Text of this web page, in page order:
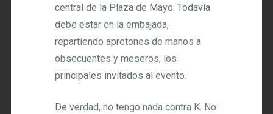
central de la Plaza de Mayo. Todavía
debe estar en la embajada,
repartiendo apretones de manos a
obsecuentes y meseros, los
principales invitados al evento.
De verdad, no tengo nada contra K. No